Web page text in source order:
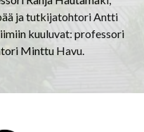
ja tutkijatohtori Antti
kuuluvat: professori
Minttu Havu.